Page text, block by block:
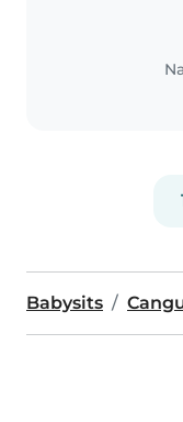
Babysits